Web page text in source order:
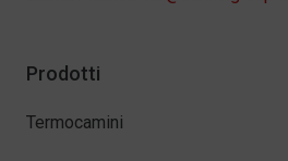
Prodotti
Termocamini